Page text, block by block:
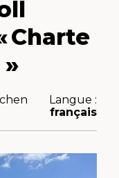
Charte
Langue :
français